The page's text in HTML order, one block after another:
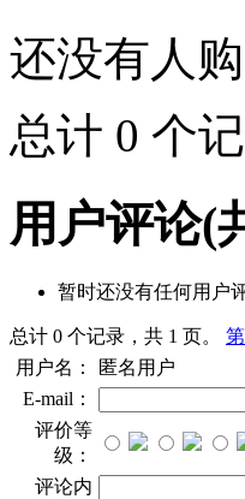
还没有人
总计 0 个
用户评论(
暂时还没有任何用户
总计 0 个记录，共 1 页。
用户名：
匿名用户
E-mail：
评价等
级：
评论内